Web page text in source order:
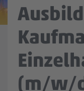
Mein
(m/w/